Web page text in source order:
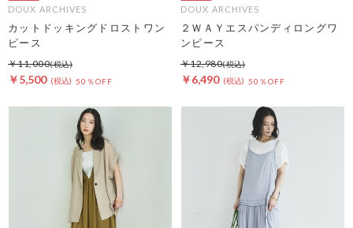
DOUX ARCHIVES
カットドッキングドロストワン
ピース
￥5,500 50％OFF
￥11,000
DOUX ARCHIVES
２ＷＡＹエスパンディロングワ
ンピース
￥6,490 50％OFF
￥12,980